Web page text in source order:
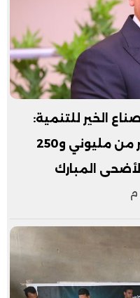
الخير للتنمية:
وزعنا لحوم الأضاحي على أكثر من مليوني و250
المبارك